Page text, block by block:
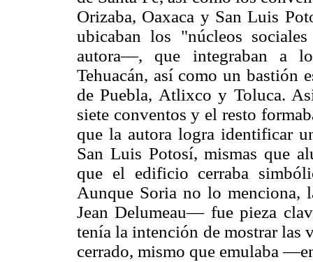
Orizaba, Oaxaca y San Luis
ubicaban los "núcleos
autora—, que integraban a
Tehuacán, así como un bastión
de Puebla, Atlixco y Toluca.
siete conventos y el resto
que la autora logra identificar
San Luis Potosí, mismas que
que el edificio cerraba
Aunque Soria no lo
Jean Delumeau— fue pieza
tenía la intención de mostrar las
cerrado, mismo que emulaba